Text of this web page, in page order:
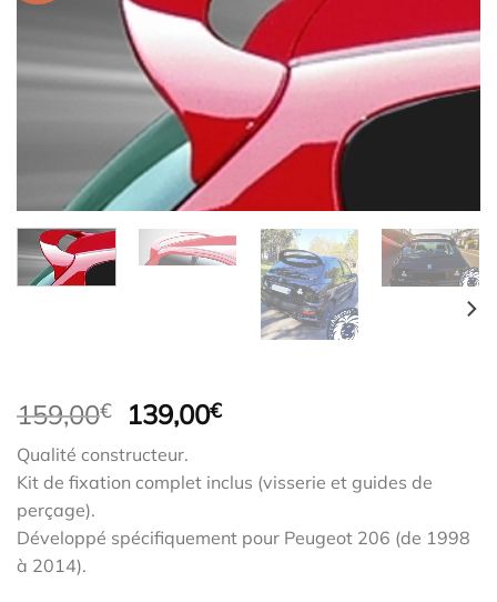
159,00€
Le
prix
initial
était :
139,00€Le
actuel
est :
Qualité constructeur.
Kit de fixation complet inclus (visserie et guides de
perçage).
Développé spécifiquement pour Peugeot 206 (de 1998
à 2014).